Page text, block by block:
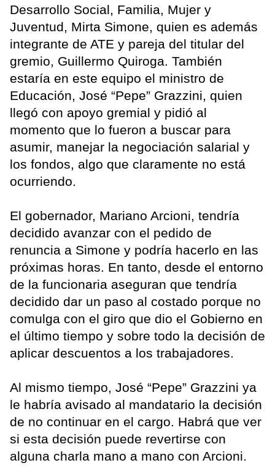
Desarrollo Social, Familia, Mujer y
Juventud, Mirta Simone, quien es además
integrante de ATE y pareja del titular del
gremio, Guillermo Quiroga. También
estaría en este equipo el ministro de
Educación, José “Pepe” Grazzini, quien
llegó con apoyo gremial y pidió al
momento que lo fueron a buscar para
asumir, manejar la negociación salarial y
los fondos, algo que claramente no está
ocurriendo.
El gobernador, Mariano Arcioni, tendría
decidido avanzar con el pedido de
renuncia a Simone y podría hacerlo en las
próximas horas. En tanto, desde el entorno
de la funcionaria aseguran que tendría
decidido dar un paso al costado porque no
comulga con el giro que dio el Gobierno en
el último tiempo y sobre todo la decisión de
aplicar descuentos a los trabajadores.
Al mismo tiempo, José “Pepe” Grazzini ya
le habría avisado al mandatario la decisión
de no continuar en el cargo. Habrá que ver
si esta decisión puede revertirse con
alguna charla mano a mano con Arcioni.